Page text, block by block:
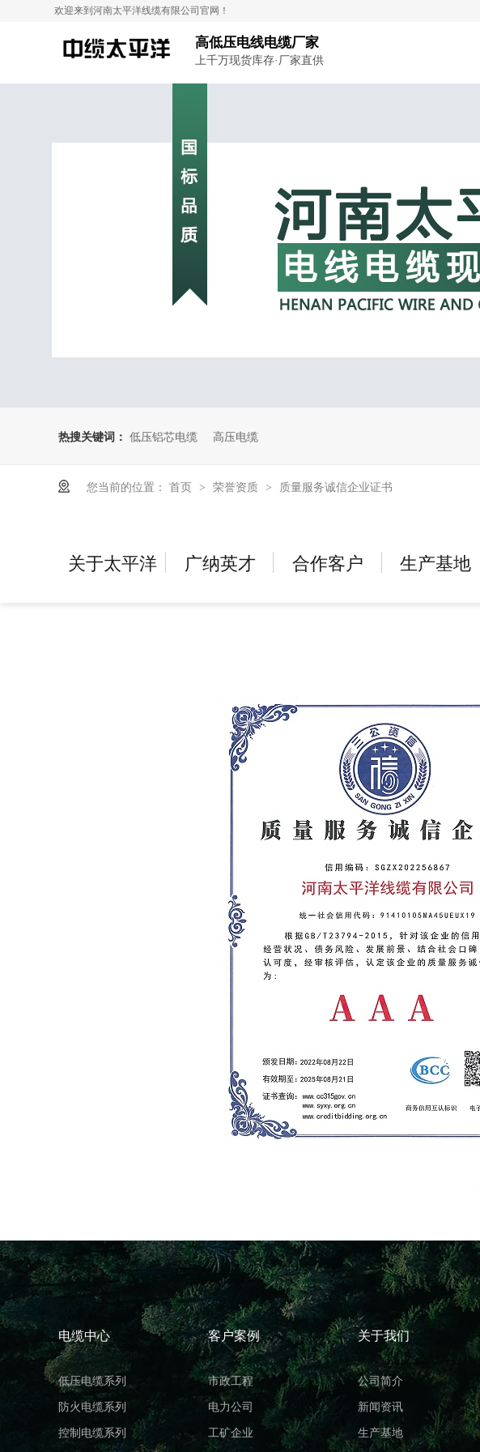
欢迎来到河南太平洋线缆有限公司官网！
高低压电线电缆厂家
上千万现货库存·厂家直供
热搜关键词： 低压铝芯电缆 高压电缆
您当前的位置： 首页 > 荣誉资质 > 质量服务诚信企业证书
关于太平洋 广纳英才 合作客户 生产基地
电缆中心
低压电缆系列
防火电缆系列
控制电缆系列
客户案例
市政工程
电力公司
工矿企业
关于我们
公司简介
新闻资讯
生产基地